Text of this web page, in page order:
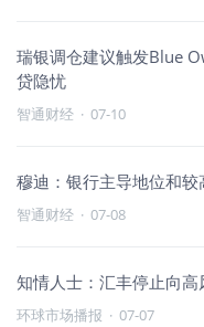
瑞银调仓建议触发Blue
贷隐忧
智通财经 · 07-10
穆迪：银行主导地位和
智通财经 · 07-08
知情人士：汇丰停止向
环球市场播报 · 07-07